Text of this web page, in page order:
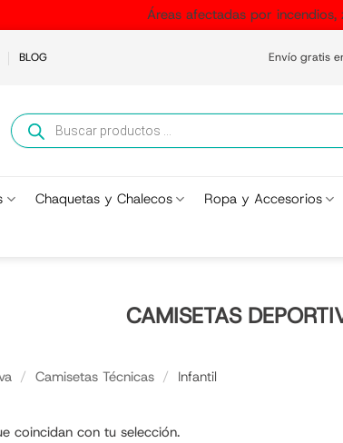
Áreas afectadas por
BLOG Envío gratis
Búsqueda
de
productos
Chaquetas y Chalecos Ropa y Accesorios
CAMISETAS
/ Camisetas Técnicas / Infantil
coincidan con tu selección.